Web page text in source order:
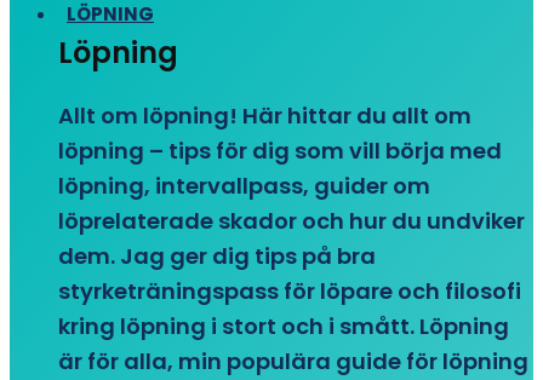
LÖPNING
Löpning
Allt om löpning! Här hittar du allt om
löpning – tips för dig som vill börja med
löpning, intervallpass, guider om
löprelaterade skador och hur du undviker
dem. Jag ger dig tips på bra
styrketräningspass för löpare och filosofi
kring löpning i stort och i smått. Löpning
är för alla, min populära guide för löpning